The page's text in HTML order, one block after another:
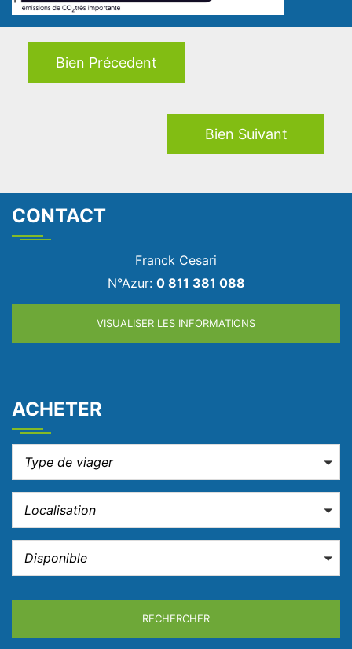
Bien Précedent
Bien Suivant
CONTACT
Franck Cesari
N°Azur: 0 811 381 088
VISUALISER LES INFORMATIONS
ACHETER
Type de viager
Localisation
Disponible
RECHERCHER